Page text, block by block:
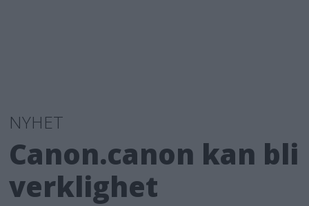
NYHET
Canon.canon kan bli
verklighet